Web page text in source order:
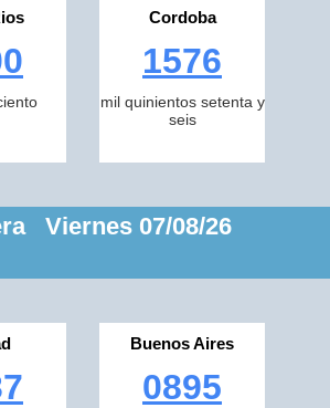
Cordoba
1576
mil quinientos setenta y
seis
Viernes 07/08/26
Buenos Aires
0895